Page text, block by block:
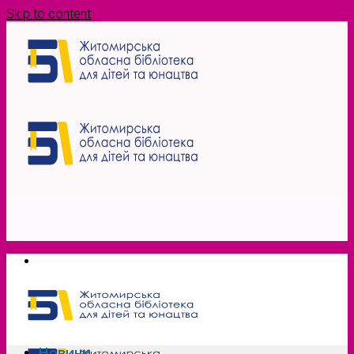
Skip to content